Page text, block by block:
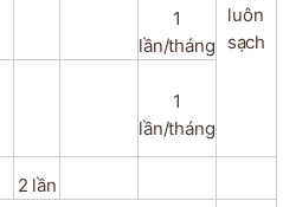
luôn
sạch
1
lần/tháng
1
lần/tháng
2 lần